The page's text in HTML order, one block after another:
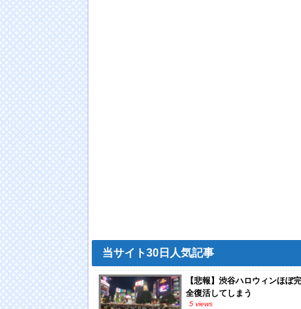
日本人の人口が42年ぶり1億2千万人割れ
当サイト30日人気記事
【悲報】渋谷ハロウィンほぼ完
全復活してしまう
5 views